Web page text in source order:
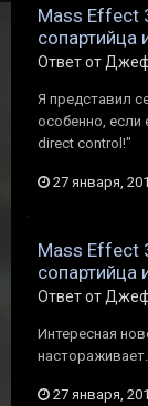
Mass Effect
сопартийца
Ответ от
Я представил
особенно, если
direct control!"
27 января,
Mass Effect
сопартийца
Ответ от
Интересная
27 января,